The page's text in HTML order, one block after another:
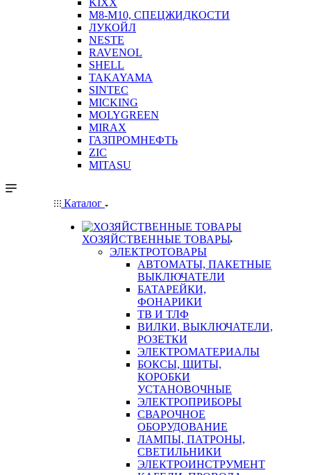
KIXX
М8-М10, СПЕЦЖИДКОСТИ
ЛУКОЙЛ
NESTE
RAVENOL
SHELL
TAKAYAMA
SINTEC
MICKING
MOLYGREEN
MIRAX
ГАЗПРОМНЕФТЬ
ZIC
MITASU
Каталог
ХОЗЯЙСТВЕННЫЕ ТОВАРЫ
ЭЛЕКТРОТОВАРЫ
АВТОМАТЫ, ПАКЕТНЫЕ
ВЫКЛЮЧАТЕЛИ
БАТАРЕЙКИ,
ФОНАРИКИ
ТВ И ТЛФ
ВИЛКИ, ВЫКЛЮЧАТЕЛИ,
РОЗЕТКИ
ЭЛЕКТРОМАТЕРИАЛЫ
БОКСЫ, ЩИТЫ,
КОРОБКИ
УСТАНОВОЧНЫЕ
ЭЛЕКТРОПРИБОРЫ
СВАРОЧНОЕ
ОБОРУДОВАНИЕ
ЛАМПЫ, ПАТРОНЫ,
СВЕТИЛЬНИКИ
ЭЛЕКТРОИНСТРУМЕНТ